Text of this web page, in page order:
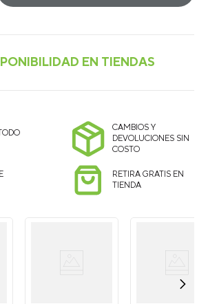
CAMBIOS Y
DEVOLUCIONES SIN
COSTO
RETIRA GRATIS EN
TIENDA